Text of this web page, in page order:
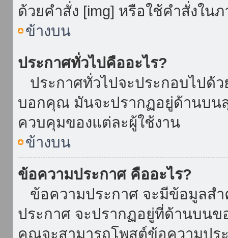
ด้วยคำสั่ง [img] หรือใช้คำสั่งใ
ข้างบน
ประกาศทั่วไปคืออะไร?
ประกาศทั่วไปจะประกอบไปด้
บอกคุณ มันจะปรากฏอยู่ด้านบน
ควบคุมของแต่ละผู้ใช้งาน
ข้างบน
ข้อความประกาศ คืออะไร?
ข้อความประกาศ จะมีข้อมูลส
ประกาศ จะปรากฏอยู่ที่ด้านบนข
คุณจะสามารถโพสต์ข้อความป